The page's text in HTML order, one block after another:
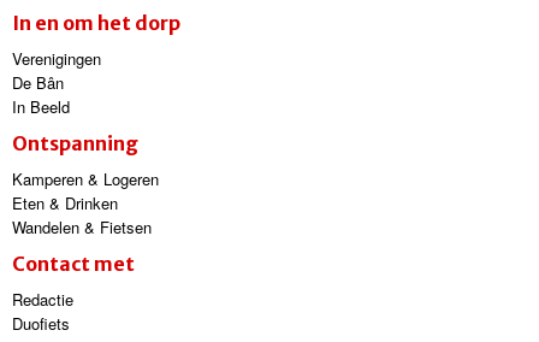
In en om het dorp
Verenigingen
De Bân
In Beeld
Ontspanning
Kamperen & Logeren
Eten & Drinken
Wandelen & Fietsen
Contact met
Redactie
Duofiets